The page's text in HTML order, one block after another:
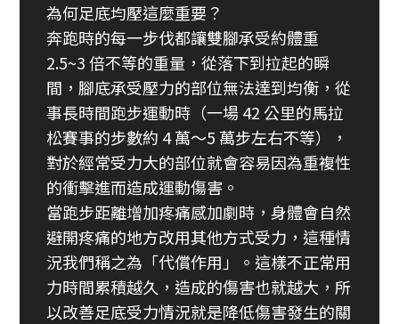
為何足底均壓這麼重要？
奔跑時的每一步伐都讓雙腳承受約體重
2.5~3 倍不等的重量，從落下到拉起的瞬
間，腳底承受壓力的部位無法達到均衡，從
事長時間跑步運動時（一場 42 公里的馬拉
松賽事的步數約 4 萬～5 萬步左右不等），
對於經常受力大的部位就會容易因為重複性
的衝擊進而造成運動傷害。
當跑步距離增加疼痛感加劇時，身體會自然
避開疼痛的地方改用其他方式受力，這種情
況我們稱之為「代償作用」。這樣不正常用
力時間累積越久，造成的傷害也就越大，所
以改善足底受力情況就是降低傷害發生的關